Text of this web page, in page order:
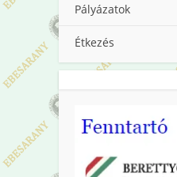
Pályázatok
Étkezés